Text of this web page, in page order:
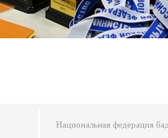
Национальная федерация